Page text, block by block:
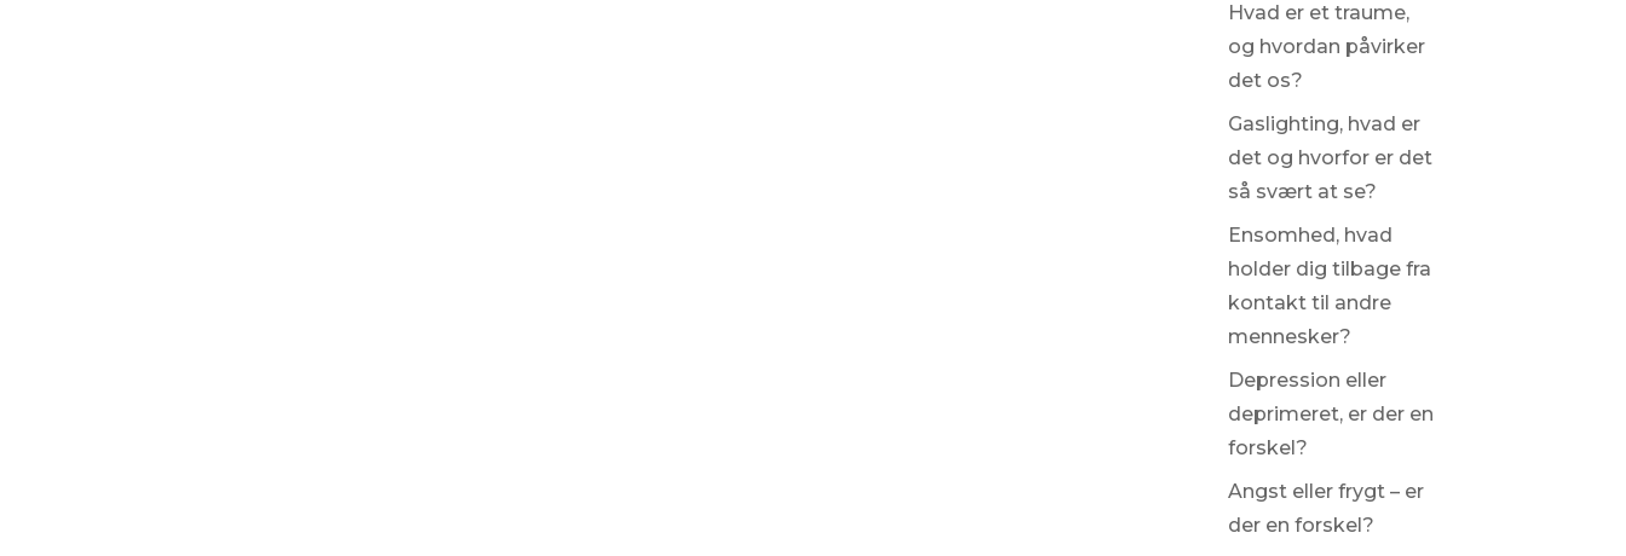
Hvad er et traume,
og hvordan påvirker
det os?
Gaslighting, hvad er
det og hvorfor er det
så svært at se?
Ensomhed, hvad
holder dig tilbage fra
kontakt til andre
mennesker?
Depression eller
deprimeret, er der en
forskel?
Angst eller frygt – er
der en forskel?